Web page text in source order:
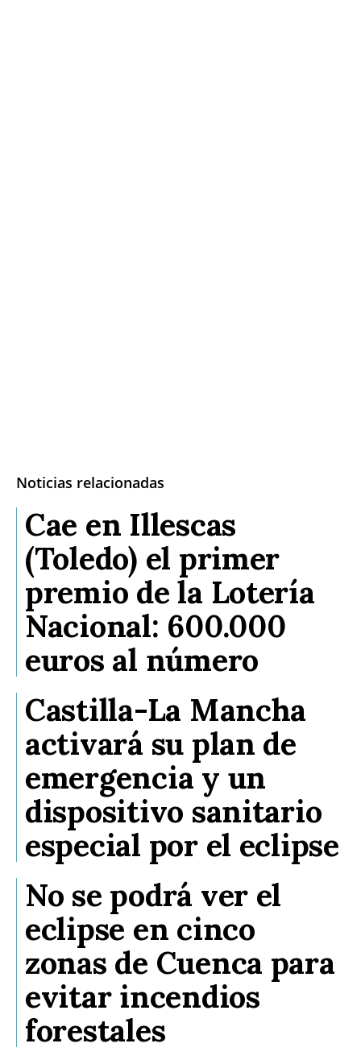
Noticias relacionadas
Cae en Illescas
(Toledo) el primer
premio de la Lotería
Nacional: 600.000
euros al número
Castilla-La Mancha
activará su plan de
emergencia y un
dispositivo sanitario
especial por el eclipse
No se podrá ver el
eclipse en cinco
zonas de Cuenca para
evitar incendios
forestales